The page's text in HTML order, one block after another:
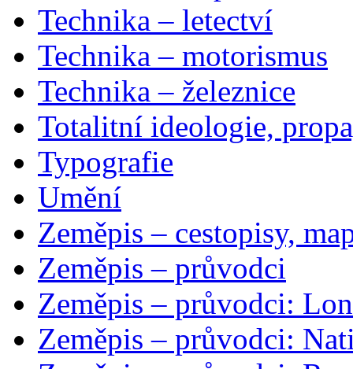
Technika – letectví
Technika – motorismus
Technika – železnice
Totalitní ideologie,
Typografie
Umění
Zeměpis – cestopisy,
Zeměpis – průvodci
Zeměpis – průvodci:
Zeměpis – průvodci: